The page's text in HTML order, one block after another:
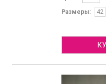
Размеры:
42